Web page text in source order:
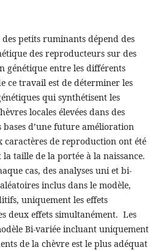
petits ruminants dépend des
des reproducteurs sur des
génétique entre les différents
ce travail est de déterminer les
qui synthétisent les
locales élevées dans des
d’une future amélioration
de reproduction ont été
taille de la portée à la naissance.
cas, des analyses uni et bi-
inclus dans le modèle,
uniquement les effets
deux effets simultanément. Les
Bi-variée incluant uniquement
de la chèvre est le plus adéquat